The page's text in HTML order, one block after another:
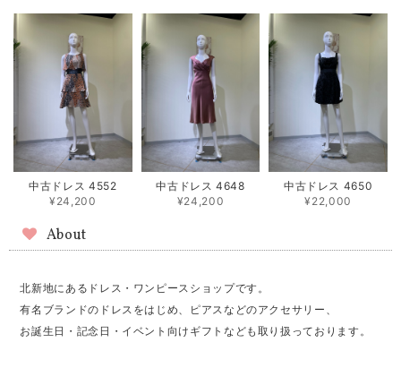
中古ドレス 4552
¥24,200
中古ドレス 4648
¥24,200
中古ドレス 4650
¥22,000
About
北新地にあるドレス・ワンピースショップです。
有名ブランドのドレスをはじめ、ピアスなどのアクセサリー、
お誕生日・記念日・イベント向けギフトなども取り扱っております。